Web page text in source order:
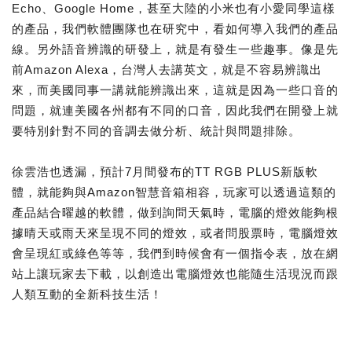
Echo、Google Home，甚至大陸的小米也有小愛同學這樣
的產品，我們軟體團隊也在研究中，看如何導入我們的產品
線。另外語音辨識的研發上，就是有發生一些趣事。像是先
前Amazon Alexa，台灣人去講英文，就是不容易辨識出
來，而美國同事一講就能辨識出來，這就是因為一些口音的
問題，就連美國各州都有不同的口音，因此我們在開發上就
要特別針對不同的音調去做分析、統計與問題排除。
徐雲浩也透漏，預計7月間發布的TT RGB PLUS新版軟
體，就能夠與Amazon智慧音箱相容，玩家可以透過這類的
產品結合曜越的軟體，做到詢問天氣時，電腦的燈效能夠根
據晴天或雨天來呈現不同的燈效，或者問股票時，電腦燈效
會呈現紅或綠色等等，我們到時候會有一個指令表，放在網
站上讓玩家去下載，以創造出電腦燈效也能隨生活現況而跟
人類互動的全新科技生活！